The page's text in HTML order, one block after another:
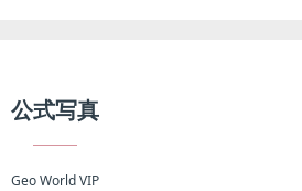
公式写真
Geo World VIP